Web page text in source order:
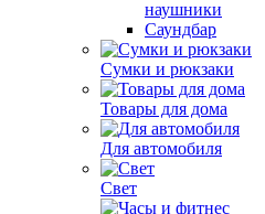
наушники
Саундбар
Сумки и рюкзаки
Товары для дома
Для автомобиля
Свет